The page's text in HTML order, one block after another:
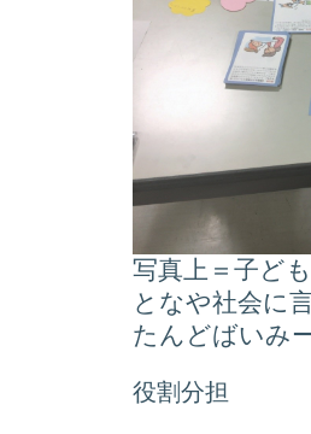
写真上＝子ど
となや社会に
たんどばいみ
役割分担